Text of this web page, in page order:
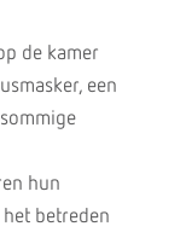
de kamer
een
hun
betreden